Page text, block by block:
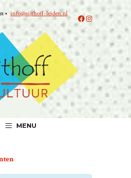
• info@sijthoff-leiden.nl Facebook
Instagram
MENU